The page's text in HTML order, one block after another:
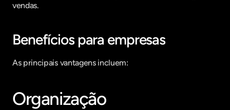
vendas.
Benefícios para empresas
As principais vantagens incluem:
Organização